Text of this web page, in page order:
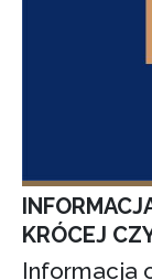
KRÓCEJ
Informacja